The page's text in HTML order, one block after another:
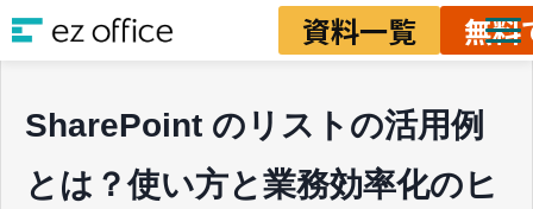
資料一覧 無料
資料ダウンロード
料金
SharePoint のリストの活用例
とは？使い方と業務効率化のヒ